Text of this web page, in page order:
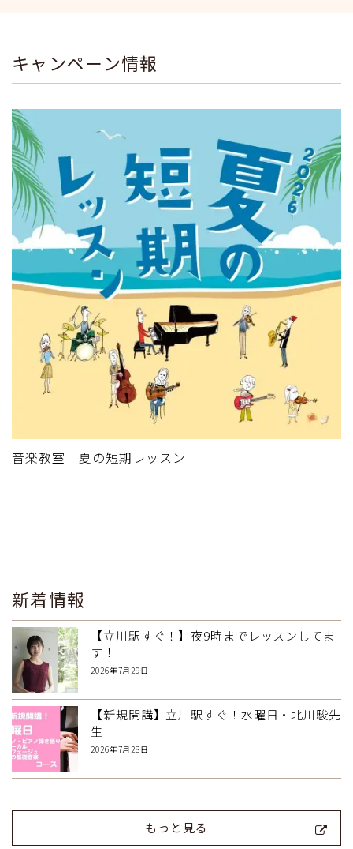
キャンペーン情報
音楽教室｜夏の短期レッスン
新着情報
【立川駅すぐ！】夜9時までレッスンしてま
す！
2026年7月29日
【新規開講】立川駅すぐ！水曜日・北川駿先
生
2026年7月28日
もっと見る